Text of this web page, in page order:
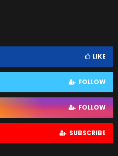
LIKE
FOLLOW
FOLLOW
SUBSCRIBE